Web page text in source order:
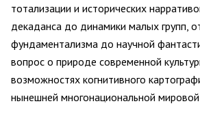
тотализации и исторических
декаданса до динамики малых групп,
фундаментализма до научной
вопрос о природе современной
возможностях когнитивного
нынешней многонациональной мировой